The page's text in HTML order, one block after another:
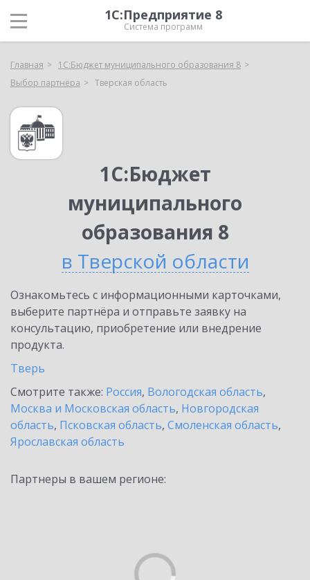
1С:Предприятие 8
Система программ
Главная
1С:Бюджет муниципального образования 8
Выбор партнёра
Тверская область
1С:Бюджет
муниципального
образования 8
в Тверской области
Ознакомьтесь с информационными карточками,
выберите партнёра и отправьте заявку на
консультацию, приобретение или внедрение
продукта.
Тверь
Смотрите также: Россия, Вологодская область,
Москва и Московская область, Новгородская
область, Псковская область, Смоленская область,
Ярославская область
Партнеры в вашем регионе: